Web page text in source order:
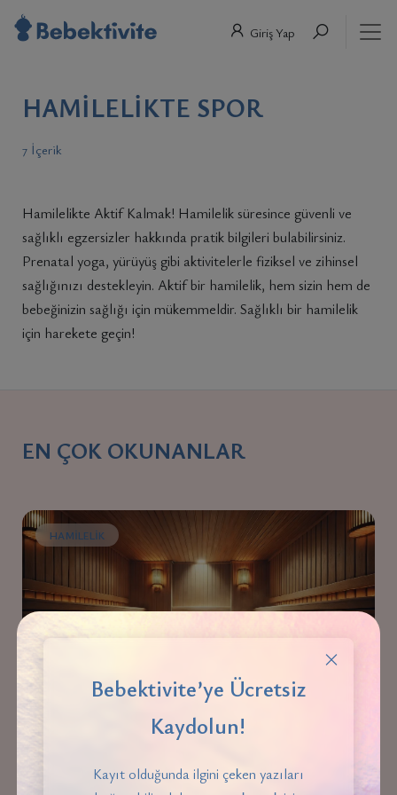
Giriş Yap
HAMILELIKTE SPOR
7 İçerik
Hamilelikte Aktif Kalmak! Hamilelik süresince güvenli ve
sağlıklı egzersizler hakkında pratik bilgileri bulabilirsiniz.
Prenatal yoga, yürüyüş gibi aktivitelerle fiziksel ve zihinsel
sağlığınızı destekleyin. Aktif bir hamilelik, hem sizin hem de
bebeğinizin sağlığı için mükemmeldir. Sağlıklı bir hamilelik
için harekete geçin!
EN ÇOK OKUNANLAR
HAMILELIK
Hamilelik Döneminde Sauna Veya Termal Suya
Bebektivite’ye Ücretsiz
Kaydolun!
Kayıt olduğunda ilgini çeken yazıları